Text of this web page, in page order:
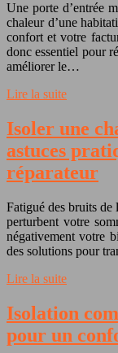
Une porte d’entrée
chaleur d’une
confort et votre
donc essentiel pour
améliorer le…
Lire la suite
Isoler une
astuces
réparateur
Fatigué des bruits
perturbent votre
négativement votre
des solutions pour
Lire la suite
Isolation
pour un